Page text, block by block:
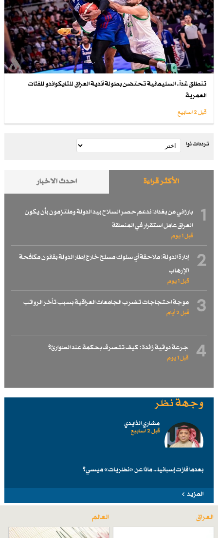
تنطلق غداً.. السليمانية تحتضن بطولة أندية العراق للتايكواندو للفئات
العمرية
قبل 2 اسابیع
ترددات نوا
الأكثر قراءة احدث الاخبار
1
بارزاني من بغداد: ندعم حصر السلاح بيد الدولة وملتزمون بأن يكون
العراق عامل استقرار في المنطقة
قبل 1 یوم
2
إدارة الدولة: ملاحقة أي سلوك مسلح خارج إطار الدولة بقانون مكافحة
الإرهاب
قبل 1 یوم
3 موجة احتجاجات تضرب الجامعات العراقية بسبب تأخر الرواتب
قبل 2 أيام
4 جرعة دوائية زائدة : كيف تتصرف بحكمة عند الطوارئ؟
قبل 1 یوم
وجهة نظر
مشاري الذايدي
قبل 2 اسابیع
بعدما فازت إسبانيا... ماذا عن «نظريات» ميسي؟
المزيد
العراق العالم